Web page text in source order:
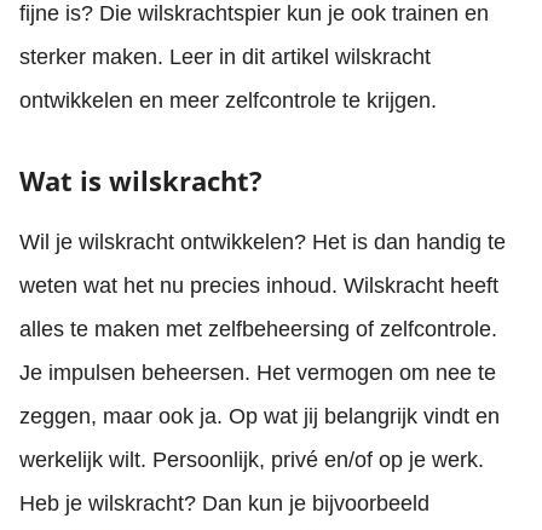
fijne is? Die wilskrachtspier kun je ook trainen en
sterker maken. Leer in dit artikel wilskracht
ontwikkelen en meer zelfcontrole te krijgen.
Wat is wilskracht?
Wil je wilskracht ontwikkelen? Het is dan handig te
weten wat het nu precies inhoud. Wilskracht heeft
alles te maken met zelfbeheersing of zelfcontrole.
Je impulsen beheersen. Het vermogen om nee te
zeggen, maar ook ja. Op wat jij belangrijk vindt en
werkelijk wilt. Persoonlijk, privé en/of op je werk.
Heb je wilskracht? Dan kun je bijvoorbeeld